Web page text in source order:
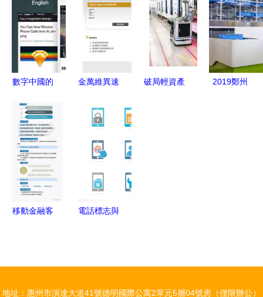
念到啟動
失敗的多種
可能入手幫
你解決問題
應用與移動
端開發趨勢
政處罰案例
公示，聚焦
商標侵權與
全隱患
數字中國的
防部禁用微
信與哈羅單
車引領信用
免押新趨勢
金萬維異速
載 2.5版移
全攻略
破局輕資產
2019鄭州
移動金融客
電話標志與
地址：惠州市演達大道41號德明國際公寓2單元5層04號房（僅限辦公）